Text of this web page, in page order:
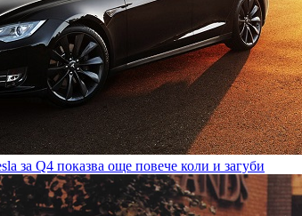
за Q4 показва още повече коли и загуби